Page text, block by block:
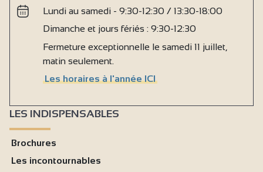
Lundi au samedi - 9:30-12:30 / 13:30-18:00
Dimanche et jours fériés : 9:30-12:30
Fermeture exceptionnelle le samedi 11 juillet,
matin seulement.
Les horaires à l'année ICI
LES INDISPENSABLES
Brochures
Les incontournables